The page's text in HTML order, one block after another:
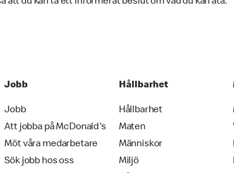
Jobb
Jobb
Att jobba på McDonald's
Möt våra medarbetare
Sök jobb hos oss
Hållbarhet
Hållbarhet
Maten
Människor
Miljö